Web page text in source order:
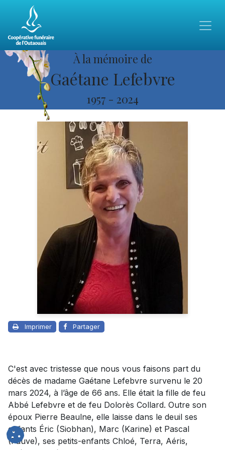
À la mémoire de
Gaétane Lefebvre
1957 - 2024
Imprimer Partager
C'est avec tristesse que nous vous faisons part du
décès de madame Gaétane Lefebvre survenu le 20
mars 2024, à l’âge de 66 ans. Elle était la fille de feu
Abbé Lefebvre et de feu Dolorès Collard. Outre son
époux Pierre Beaulne, elle laisse dans le deuil ses
enfants Éric (Siobhan), Marc (Karine) et Pascal
(Fauve), ses petits-enfants Chloé, Terra, Aéris,